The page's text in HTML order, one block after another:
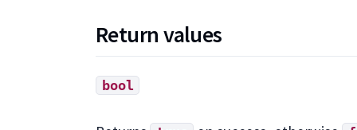
Return values
bool